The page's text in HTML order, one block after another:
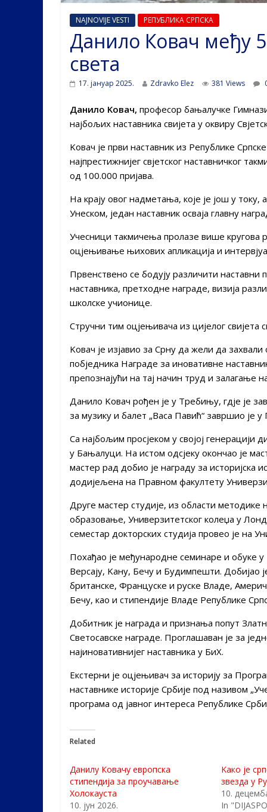
NAJNOVIJE VESTI РЕПУБЛИКА СРПСКА
Данило Ковач међу
света
17. јануар 2025. Zdravko Elez 381 Views
Данило Kовач, професор бањалучке
најбољих наставника свијета у оквиру
Kовач је први наставник из Републике
најпрестижнијег свјетског наставничког
од 100.000 пријава.
На крају овог надметања, које је још у току,
Унеском, један наставник осваја главну
Учесници такмичења пролазе више кругова
оцјењивање њихових апликација и
Првенствено се бодују различити наставни
наставника, претходне награде, визија
школске учионице.
Стручни тим оцјењивача из цијелог
Kовач је изјавио за Срну да жели да захвали
побједника Награде за иновативне
препознајући на тај начин труд и залагање
Данило Kовач рођен је у Требињу, гдје је
за музику и балет „Васа Павић“ завршио је
Са најбољим просјеком у својој генерацији
у Бањалуци. На истом одсјеку окончао је
мастер рад добио је награду за историјска
додијељена на Правном факултету
Друге мастер студије, из области методике
образовање, Универзитетског колеџа у
семестар докторских студија провео је на
Похађао је међународне семинаре и обуке
Версају, Kану, Бечу и Будимпешти. Добијао
британске, Француске и руске Владе,
Бечу, као и стипендије Владе Републике
Добитник је награда и признања попут
Светосавске награде. Проглашаван је за
најиновативнијег наставника у БиХ.
Екстерни је оцјењивач за историју за
наставнике историје Србије под називом
програма од јавног интереса Републике
Related
Данилу Ковачу европска
стипендија за проучавање
Холокауста
10. јун 2026.
Kaко је
звезда у
10.
In